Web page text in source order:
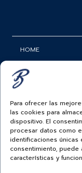
Para ofrecer las
las cookies para
dispositivo. El
procesar datos como
identificaciones únicas
consentimiento, puede
características y
HOME
ROLEX
RELOJERÍA
BAUER NEWS
SIGUENOS EN